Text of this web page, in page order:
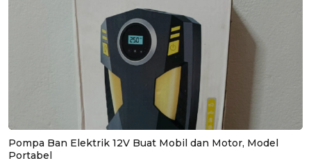
Pompa Ban Elektrik 12V Buat Mobil dan Motor, Model
Portabel